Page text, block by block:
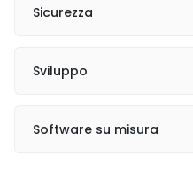
Sicurezza
Sviluppo
Software su misura